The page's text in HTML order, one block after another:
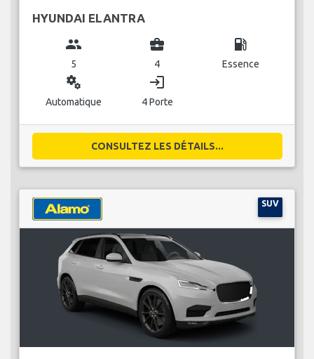
HYUNDAI ELANTRA
group
5
business_center
4
local_gas_station
Essence
miscellaneous_services
Automatique
login
4 Porte
CONSULTEZ LES DÉTAILS...
SUV